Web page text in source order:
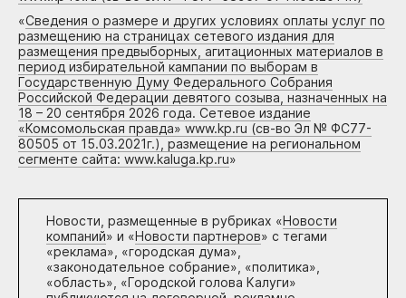
«Сведения о размере и других условиях оплаты услуг по
размещению на страницах сетевого издания для
размещения предвыборных, агитационных материалов в
период избирательной кампании по выборам в
Государственную Думу Федерального Собрания
Российской Федерации девятого созыва, назначенных на
18 – 20 сентября 2026 года. Сетевое издание
«Комсомольская правда» www.kp.ru (св-во Эл № ФС77-
80505 от 15.03.2021г.), размещение на региональном
сегменте сайта: www.kaluga.kp.ru»
Новости, размещенные в рубриках «Новости
компаний» и «Новости партнеров» с тегами
«реклама», «городская дума»,
«законодательное собрание», «политика»,
«область», «Городской голова Калуги»